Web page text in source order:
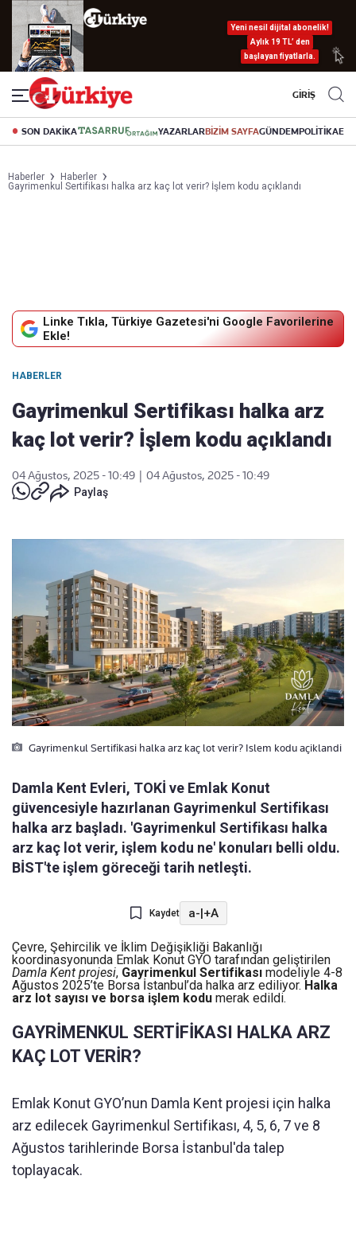
Yeni nesil dijital abonelik!
Aylık 19 TL’ den
başlayan fiyatlarla.
GİRİŞ
SON DAKİKA YAZARLARBİZİM SAYFAGÜNDEMPOLİTİKA
Haberler
Haberler
Gayrimenkul Sertifikası halka arz kaç lot verir? İşlem kodu açıklandı
Linke Tıkla, Türkiye Gazetesi'ni Google Favorilerine
Ekle!
HABERLER
Gayrimenkul Sertifikası halka arz
kaç lot verir? İşlem kodu açıklandı
04 Ağustos, 2025 - 10:49
04 Ağustos, 2025 - 10:49
Paylaş
Gayrimenkul Sertifikasi halka arz kaç lot verir? Islem kodu açiklandi
Damla Kent Evleri, TOKİ ve Emlak Konut
güvencesiyle hazırlanan Gayrimenkul Sertifikası
halka arz başladı. 'Gayrimenkul Sertifikası halka
arz kaç lot verir, işlem kodu ne' konuları belli oldu.
BİST'te işlem göreceği tarih netleşti.
Kaydet a-|+A
Çevre, Şehircilik ve İklim Değişikliği Bakanlığı
koordinasyonunda Emlak Konut GYO tarafından geliştirilen
Damla Kent projesi, Gayrimenkul Sertifikası modeliyle 4-8
Ağustos 2025’te Borsa İstanbul’da halka arz ediliyor. Halka
arz lot sayısı ve borsa işlem kodu merak edildi.
GAYRİMENKUL SERTİFİKASI HALKA ARZ
KAÇ LOT VERİR?
Emlak Konut GYO’nun Damla Kent projesi için halka
arz edilecek Gayrimenkul Sertifikası, 4, 5, 6, 7 ve 8
Ağustos tarihlerinde Borsa İstanbul'da talep
toplayacak.